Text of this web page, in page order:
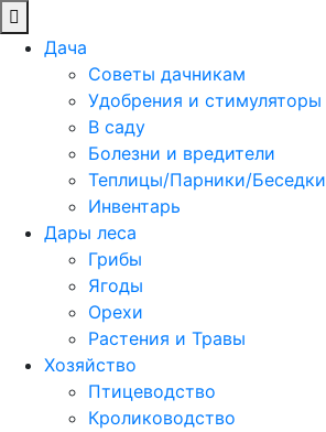
Дача
Советы дачникам
Удобрения и стимуляторы
В саду
Болезни и вредители
Теплицы/Парники/Беседки
Инвентарь
Дары леса
Грибы
Ягоды
Орехи
Растения и Травы
Хозяйство
Птицеводство
Кролиководство